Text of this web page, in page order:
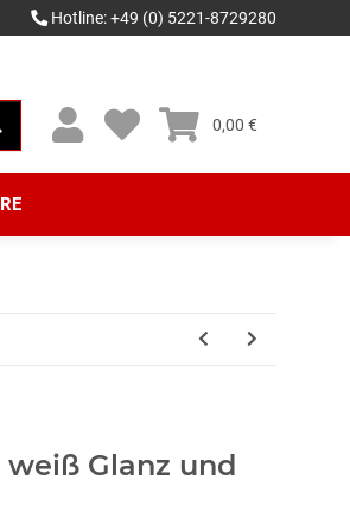
Hotline: +49 (0) 5221-8729280
0,00 €
weiß Glanz und